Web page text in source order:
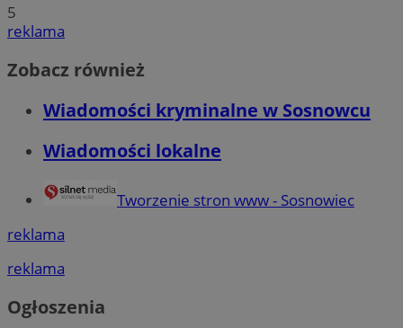
5
reklama
Zobacz również
Wiadomości kryminalne w Sosnowcu
Wiadomości lokalne
Tworzenie stron www - Sosnowiec
reklama
reklama
Ogłoszenia